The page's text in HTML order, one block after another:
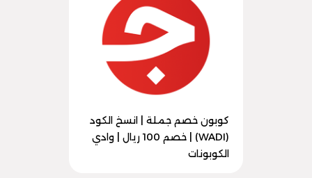
كوبون خصم جملة | انسخ الكود
(WADI) | خصم 100 ريال | وادي
الكوبونات